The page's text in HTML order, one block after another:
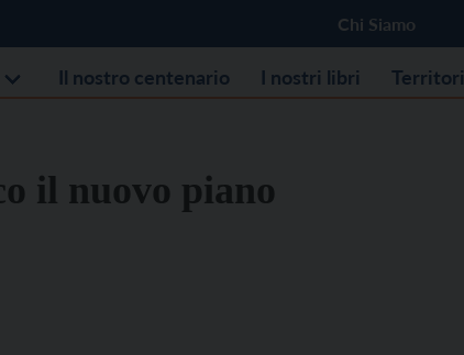
Chi Siamo
Il nostro centenario I nostri libri Territori
il nuovo piano